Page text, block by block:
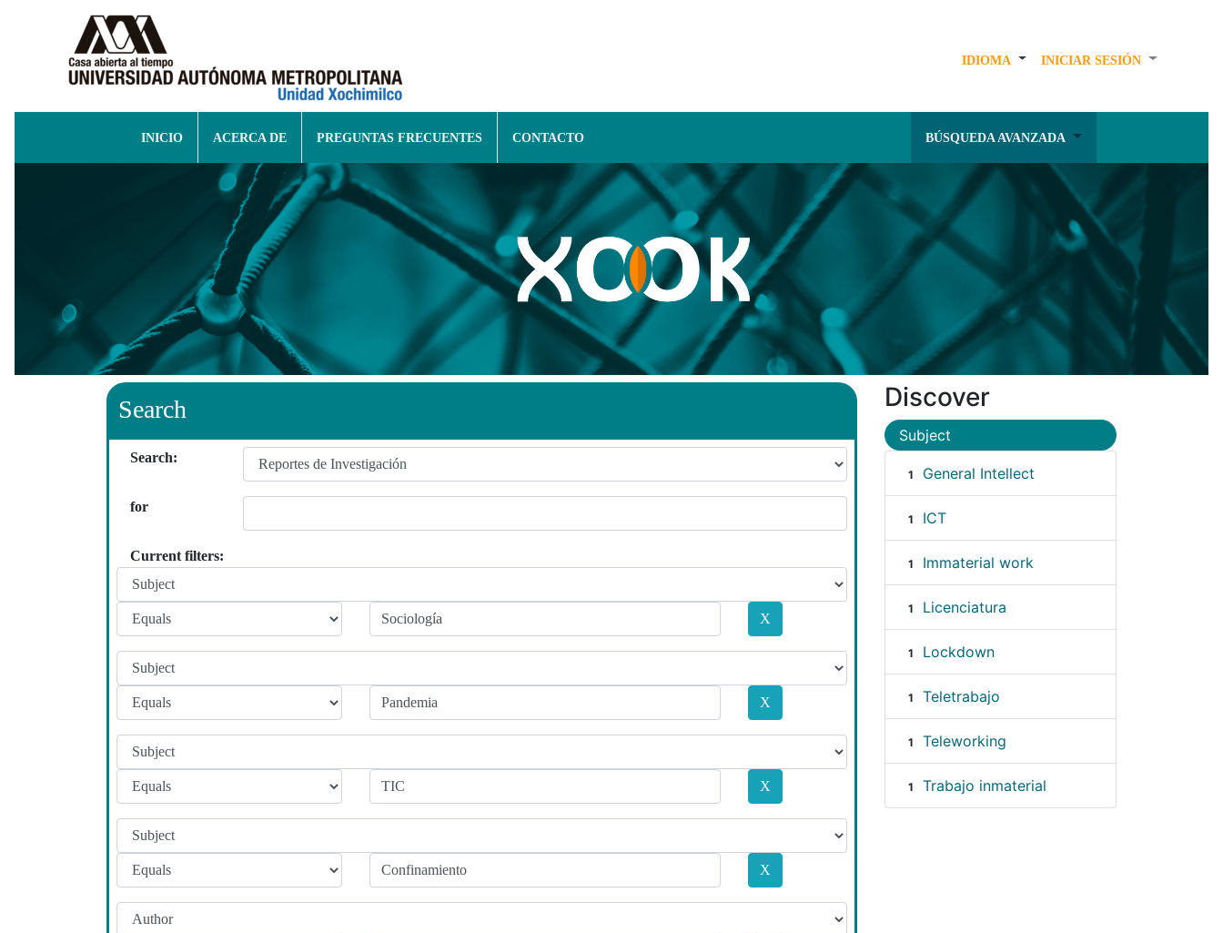
IDIOMA INICIAR SESIÓN
INICIO ACERCA DE PREGUNTAS FRECUENTES CONTACTO BÚSQUEDA AVANZADA
Search
Search:
for
Current filters:
Discover
Subject
1 General Intellect
1 ICT
1 Immaterial work
1 Licenciatura
1 Lockdown
1 Teletrabajo
1 Teleworking
1 Trabajo inmaterial